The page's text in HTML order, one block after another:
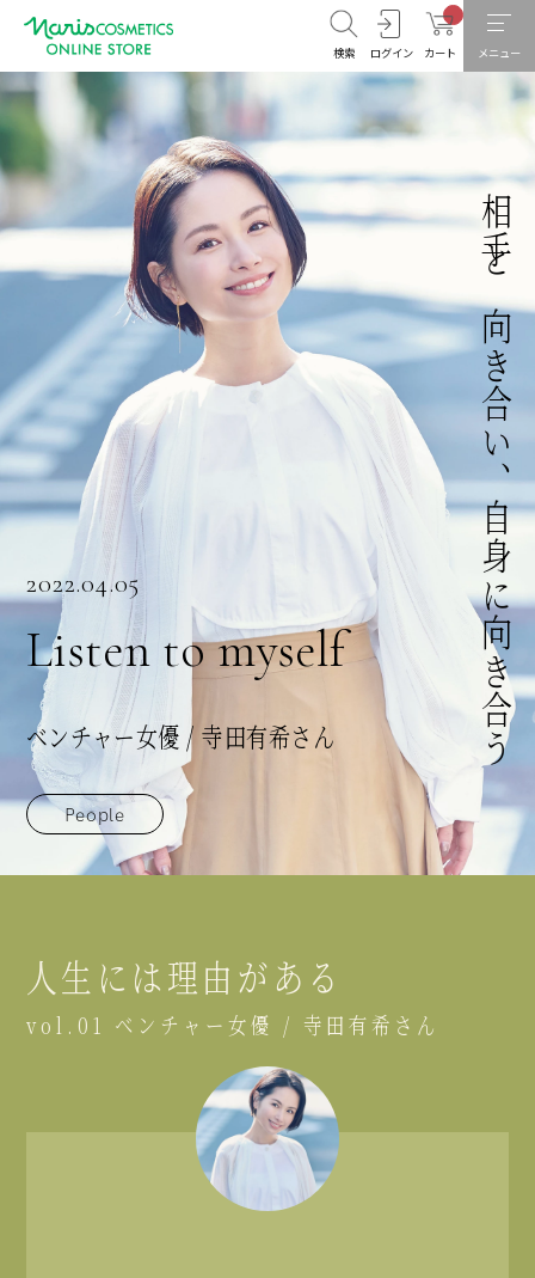
検索 ログイン カート メニュー
2022.04.05
Listen to myself
ベンチャー女優 / 寺田有希さん
People
相手と向き合い、自身に向き合う
人生には理由がある
vol.01 ベンチャー女優 / 寺田有希さん